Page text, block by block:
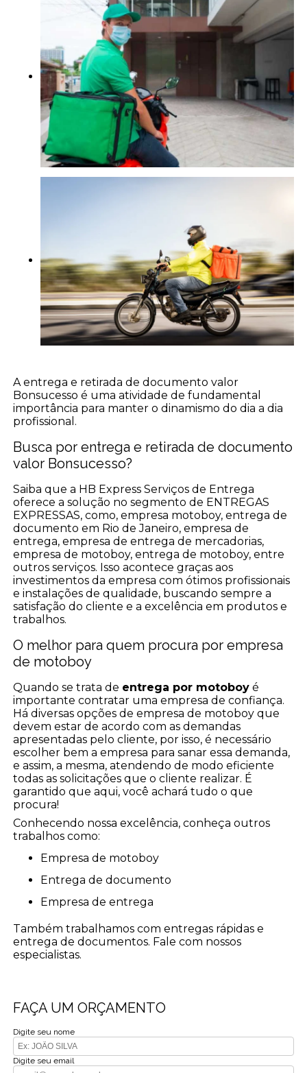
A entrega e retirada de documento valor
Bonsucesso é uma atividade de fundamental
importância para manter o dinamismo do dia a dia
profissional.
Busca por entrega e retirada de documento
valor Bonsucesso?
Saiba que a HB Express Serviços de Entrega
oferece a solução no segmento de ENTREGAS
EXPRESSAS, como, empresa motoboy, entrega de
documento em Rio de Janeiro, empresa de
entrega, empresa de entrega de mercadorias,
empresa de motoboy, entrega de motoboy, entre
outros serviços. Isso acontece graças aos
investimentos da empresa com ótimos profissionais
e instalações de qualidade, buscando sempre a
satisfação do cliente e a excelência em produtos e
trabalhos.
O melhor para quem procura por empresa
de motoboy
Quando se trata de entrega por motoboy é
importante contratar uma empresa de confiança.
Há diversas opções de empresa de motoboy que
devem estar de acordo com as demandas
apresentadas pelo cliente, por isso, é necessário
escolher bem a empresa para sanar essa demanda,
e assim, a mesma, atendendo de modo eficiente
todas as solicitações que o cliente realizar. É
garantido que aqui, você achará tudo o que
procura!
Conhecendo nossa excelência, conheça outros
trabalhos como:
empresa de motoboy
entrega de documento
empresa de entrega
Também trabalhamos com entregas rápidas e
entrega de documentos. Fale com nossos
especialistas.
FAÇA UM ORÇAMENTO
Digite seu nome
Digite seu email